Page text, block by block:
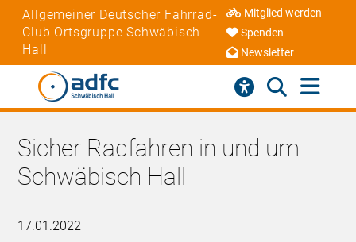
Allgemeiner Deutscher Fahrrad-
Club Ortsgruppe Schwäbisch
Hall
Mitglied werden
Spenden
Newsletter
Sicher Radfahren in und um
Schwäbisch Hall
17.01.2022